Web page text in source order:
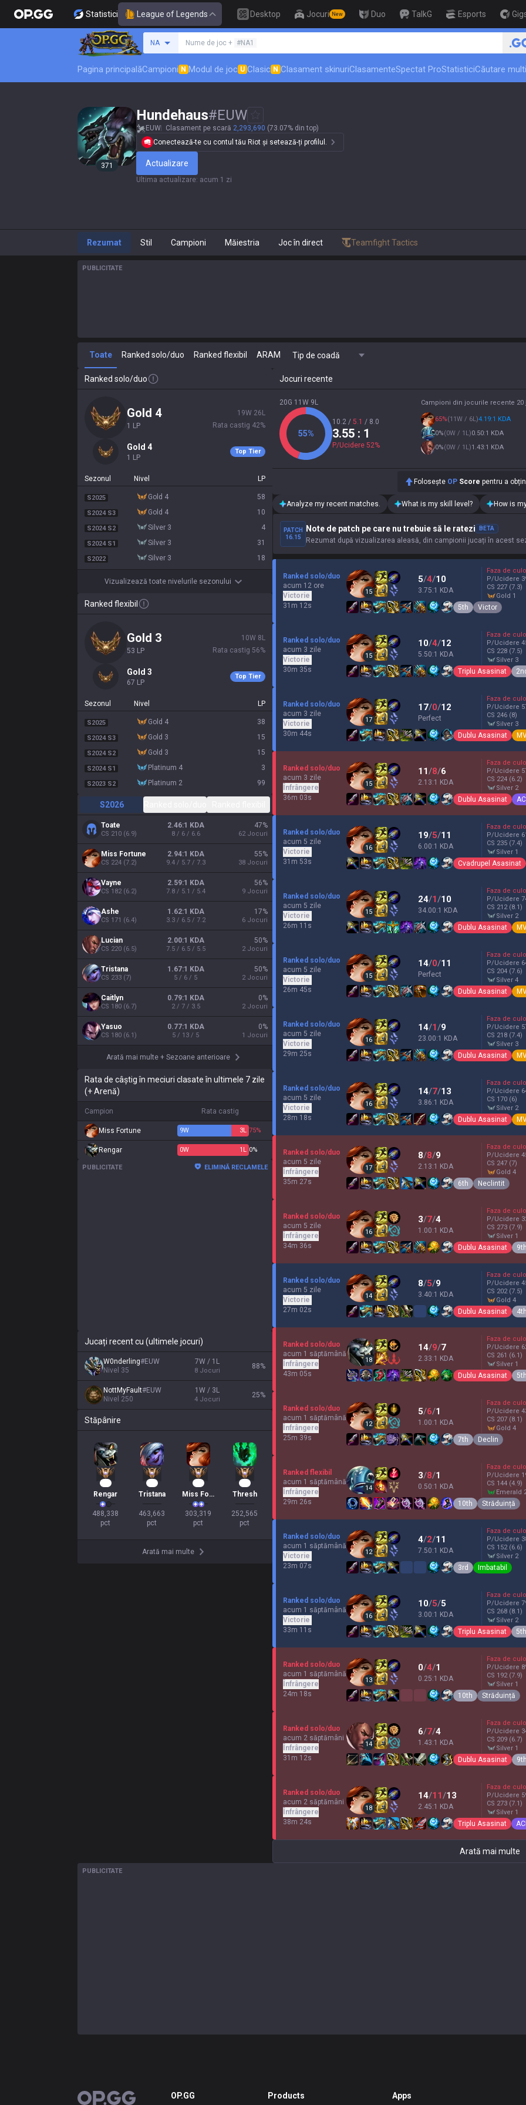
Statistici League of Legends Desktop Jocuri New Duo TalkG Esports
NA
Caută un invocator
Nume de joc + #NA1 🏆 Rank Up in 3 Days! Challenger
Pagina principalăCampioni N Modul de joc U Clasic N Clasament skinuriClasamenteSpectat ProStatisticiCăutare
371
Hundehaus#EUW
EUW Clasament pe scară 2,293,690 (73.07% din top)
Conectează-te cu contul tău Riot și setează-ți profilul.
Actualizare
Ultima actualizare: acum 1 zi
Rezumat Stil Campioni Măiestria Joc în direct Teamfight Tactics
PUBLICITATE
Toate Ranked solo/duo Ranked flexibil ARAM Tip de coadă
Ranked solo/duo
gold 4
1 LP
19W 26 L
Rata castig 42%
gold 4
1 LP
Top Tier
Sezonul Nivel LP
S2025 gold 4 58
S2024 S3 gold 4 10
S2024 S2 silver 3 4
S2024 S1 silver 3 31
S2022 silver 3 18
Vizualizează toate nivelurile sezonului
Ranked flexibil
gold 3
53 LP
10W 8 L
Rata castig 56%
gold 3
67 LP
Top Tier
Sezonul Nivel LP
S2025 gold 4 38
S2024 S3 gold 3 15
S2024 S2 gold 3 15
S2024 S1 platinum 4 3
S2023 S2 platinum 2 99
S2026
Toate
CS 210 (6.9)
2.46:1 KDA
8 / 6 / 6.6
47%
62 Jocuri
Miss Fortune
CS 224 (7.2)
2.94:1 KDA
9.4 / 5.7 / 7.3
55%
38 Jocuri
Vayne
CS 182(6.2)
2.59:1 KDA
7.8 / 5.1 / 5.4
56%
9 Jocuri
Ashe
CS 171 (6.4)
1.62:1 KDA
3.3 / 6.5 / 7.2
17%
6 Jocuri
Lucian
CS 220 (6.5)
2.00:1 KDA
7.5 / 6.5 / 5.5
50%
2 Jocuri
Tristana
CS 233 (7)
1.67:1 KDA
5 / 6 / 5
50%
2 Jocuri
Caitlyn
CS 180 (6.7)
0.79:1 KDA
2 / 7 / 3.5
0%
2 Jocuri
Yasuo
CS 180 (6.1)
0.77:1 KDA
5 / 13 / 5
0%
1 Jocuri
Arată mai multe+ Sezoane anterioare
Rata de câștig în meciuri clasate în ultimele 7 zile
(+ Arenă)
Campion Rata castig
Miss Fortune 9W 3L 75%
Rengar 0W 1 L 0%
PUBLICITATE ELIMINĂ RECLAMELE
Jucați recent cu (ultimele jocuri)
W0nderling#EUW
Nivel 35
7W / 1L
8 Jocuri
88%
NottMyFault#EUW
Nivel 250
1W / 3L
4 Jocuri
25%
Stăpânire
Rengar
488,338
pct
Tristana
463,663
pct
Miss Fortune
303,319
pct
Thresh
252,565
pct
Arată mai multe
Jocuri recente
20G 11W 9L
55%
10.2 / 5.1 / 8.0
3.55 : 1
P/Ucidere 52%
Campioni din jocurile recente 20
65%(11W / 6L)4.19:1 KDA
0%(0W / 1L)0.50:1 KDA
0%(0W / 1L)1.43:1 KDA
Folosește OP Score pentru a
Analyze my recent matches. What is my skill level? How is
PATCH
16.15
Note de patch pe care nu trebuie să le ratezi BETA
Rezumat după vizualizarea aleasă, din campionii jucați în acest
Ranked solo/duo
acum 12 ore
Victorie
31m 12s
15
5/4/10
3.75:1 KDA
Faza de
P/Ucidere
CS 227 (7.3)
gold 1
5th Victor
Ranked solo/duo
acum 3 zile
Victorie
30m 35s
15
10/4/12
5.50:1 KDA
Faza de
P/Ucidere
CS 228 (7.5)
silver 3
Triplu Asasinat
Ranked solo/duo
acum 3 zile
Victorie
30m 44s
17
17/0/12
Perfect
Faza de
P/Ucidere
CS 246 (8)
silver 3
Dublu Asasinat
Ranked solo/duo
acum 3 zile
Înfrângere
36m 03s
15
11/8/6
2.13:1 KDA
Faza de
P/Ucidere
CS 224 (6.2)
silver 2
Dublu Asasinat
Ranked solo/duo
acum 5 zile
Victorie
31m 53s
16
19/5/11
6.00:1 KDA
Faza de
P/Ucidere
CS 235 (7.4)
silver 1
Cvadrupel Asasinat
Ranked solo/duo
acum 5 zile
Victorie
26m 11s
15
24/1/10
34.00:1 KDA
Faza de
P/Ucidere
CS 212 (8.1)
silver 2
Dublu Asasinat
Ranked solo/duo
acum 5 zile
Victorie
26m 45s
15
14/0/11
Perfect
Faza de
P/Ucidere
CS 204 (7.6)
silver 4
Dublu Asasinat
Ranked solo/duo
acum 5 zile
Victorie
29m 25s
16
14/1/9
23.00:1 KDA
Faza de
P/Ucidere
CS 218 (7.4)
silver 3
Dublu Asasinat
Ranked solo/duo
acum 5 zile
Victorie
28m 18s
16
14/7/13
3.86:1 KDA
Faza de
P/Ucidere
CS 170 (6)
silver 2
Dublu Asasinat
Ranked solo/duo
acum 5 zile
Înfrângere
35m 27s
17
8/8/9
2.13:1 KDA
Faza de
P/Ucidere
CS 247 (7)
gold 4
6th Neclintit
Ranked solo/duo
acum 5 zile
Înfrângere
34m 36s
16
3/7/4
1.00:1 KDA
Faza de
P/Ucidere
CS 273 (7.9)
silver 1
Dublu Asasinat 9th
Ranked solo/duo
acum 5 zile
Victorie
27m 02s
14
8/5/9
3.40:1 KDA
Faza de
P/Ucidere
CS 202 (7.5)
gold 4
Dublu Asasinat 4th
Ranked solo/duo
acum 1 săptămână
Înfrângere
43m 05s
18
14/9/7
2.33:1 KDA
Faza de
P/Ucidere
CS 261 (6.1)
silver 1
Dublu Asasinat 5th
Ranked solo/duo
acum 1 săptămână
Înfrângere
25m 39s
12
5/6/1
1.00:1 KDA
Faza de
P/Ucidere
CS 207 (8.1)
gold 4
7th Declin
Ranked flexibil
acum 1 săptămână
Înfrângere
29m 26s
14
3/8/1
0.50:1 KDA
Faza de
P/Ucidere
CS 144 (4.9)
emerald
10th Străduință
Ranked solo/duo
acum 1 săptămână
Victorie
23m 07s
12
4/2/11
7.50:1 KDA
Faza de
P/Ucidere
CS 152 (6.6)
silver 2
3rd Imbatabil
Ranked solo/duo
acum 1 săptămână
Victorie
33m 11s
16
10/5/5
3.00:1 KDA
Faza de
P/Ucidere
CS 268 (8.1)
silver 2
Triplu Asasinat 5th
Ranked solo/duo
acum 1 săptămână
Înfrângere
24m 18s
13
0/4/1
0.25:1 KDA
Faza de
P/Ucidere 8
CS 192 (7.9)
silver 1
10th Străduință
Ranked solo/duo
acum 2 săptămâni
Înfrângere
31m 12s
14
6/7/4
1.43:1 KDA
Faza de
P/Ucidere
CS 209 (6.7)
silver 1
Dublu Asasinat 9th
Ranked solo/duo
acum 2 săptămâni
Înfrângere
38m 24s
18
14/11/13
2.45:1 KDA
Faza de
P/Ucidere
CS 273 (7.1)
silver 1
Triplu Asasinat
Arată mai multe
PUBLICITATE
OP.GG OP.GG Products Apps